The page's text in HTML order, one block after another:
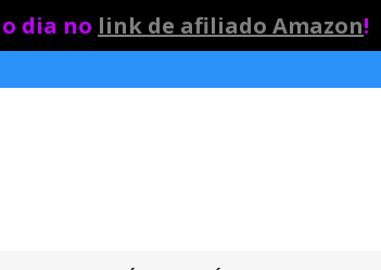
dia no link de afiliado Amazon!